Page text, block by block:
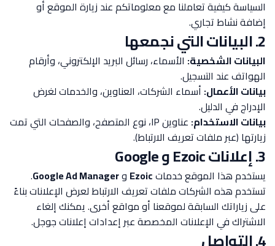
السياسة كيفية تعاملنا مع معلوماتكم عند زيارة الموقع أو
إضافة نشاط تجاري.
2. البيانات التي نجمعها
البيانات الشخصية: الأسماء، رسائل البريد الإلكتروني، وأرقام
الهواتف عند التسجيل.
بيانات الأعمال: أسماء الشركات، العناوين، والخدمات لغرض
الإدراج في الدليل.
بيانات الاستخدام:
عناوين IP، نوع المتصفح، والصفحات التي تمت
زيارتها (عبر ملفات تعريف الارتباط).
3. إعلانات Ezoic و Google
يستخدم هذا الموقع خدماتEzoic وGoogle Ad Manager
.
تستخدم هذه الشركات ملفات تعريف الارتباط لعرض الإعلانات بناءً
على زياراتك السابقة لموقعنا أو مواقع أخرى. يمكنك إلغاء
الاشتراك في الإعلانات المخصصة عبر إعدادات إعلانات جوجل.